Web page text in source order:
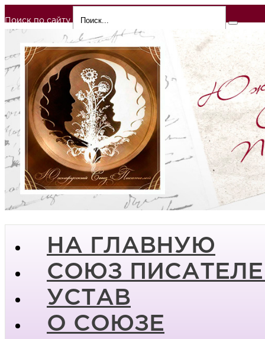
Поиск по сайту
НА ГЛАВНУЮ
СОЮЗ
УСТАВ
О СОЮЗЕ